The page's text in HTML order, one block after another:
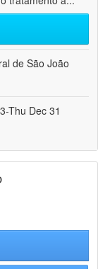
de São João
Thu Dec 31